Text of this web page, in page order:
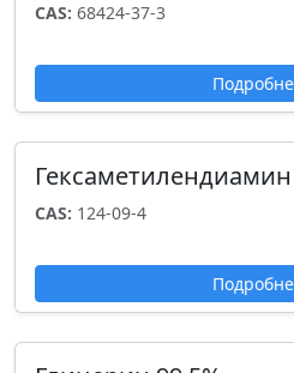
CAS: 68424-37-3
CAS: 124-09-4